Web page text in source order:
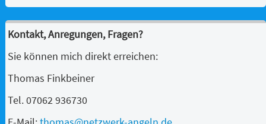
Kontakt, Anregungen, Fragen?
Sie können mich direkt erreichen:
Thomas Finkbeiner
Tel. 07062 936730